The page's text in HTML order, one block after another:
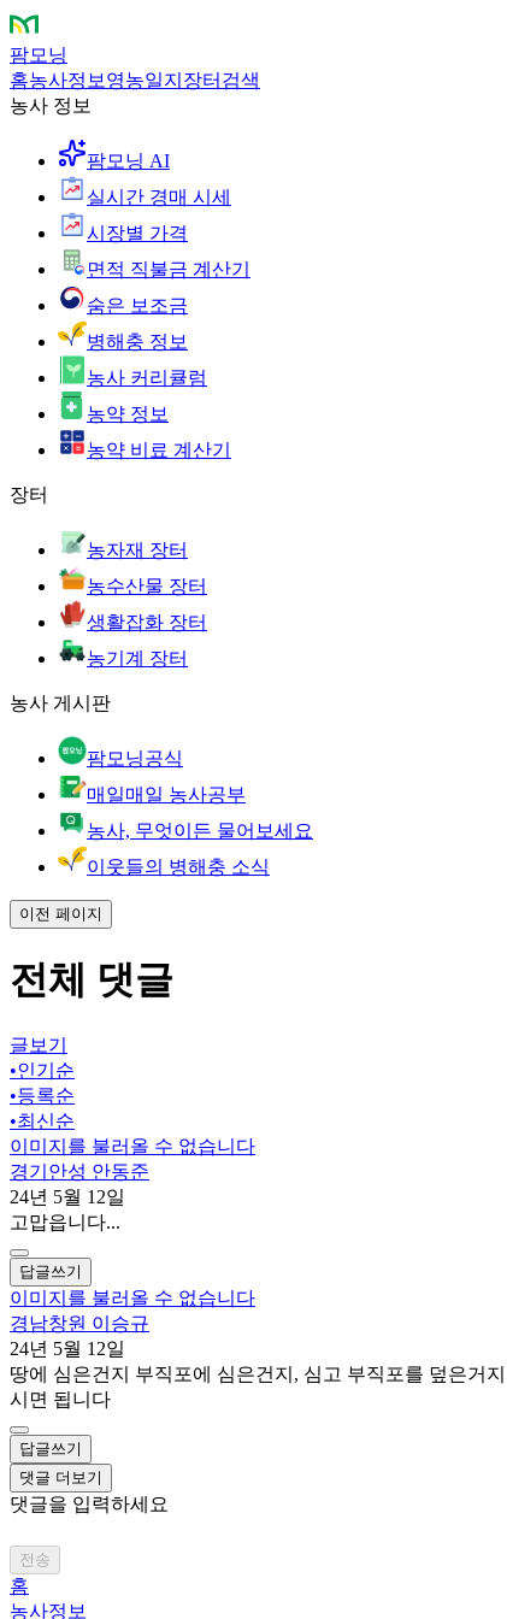
팜모닝
홈농사정보 영농일지 장터 검색
농사 정보
팜모닝 AI
실시간 경매 시세
시장별 가격
면적 직불금 계산기
숨은 보조금
병해충 정보
농사 커리큘럼
농약 정보
농약 비료 계산기
장터
농자재 장터
농수산물 장터
생활잡화 장터
농기계 장터
농사 게시판
팜모닝공식
매일매일 농사공부
농사, 무엇이든 물어보세요
이웃들의 병해충 소식
이전 페이지
전체 댓글
글보기
•인기순
•등록순
•최신순
이미지를 불러올 수 없습니다
경기안성 안동준
24년 5월 12일
고맙읍니다...
답글쓰기
이미지를 불러올 수 없습니다
경남창원 이승규
24년 5월 12일
땅에 심은건지 부직포에 심은건지, 심고 부직포를 덮은거
시면 됩니다
답글쓰기
댓글 더보기
댓글을 입력하세요
전송
홈
농사정보